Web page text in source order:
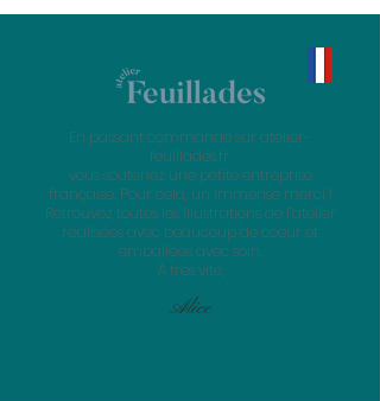
En passant commande sur atelier-
feuillades.fr,
vous soutenez une petite entreprise
française. Pour cela, un immense merci !
Retrouvez toutes les illustrations de l’atelier
réalisées avec beaucoup de coeur et
emballées avec soin.
À très vite,
Alice